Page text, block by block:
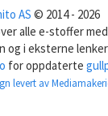
AS © 2014 - 2026
alle e-stoffer
og i eksterne
for oppdaterte
levert av